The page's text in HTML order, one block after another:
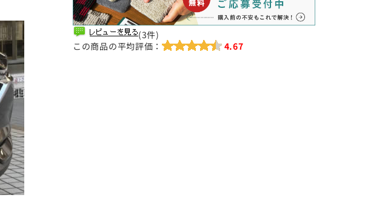
(3件)
この商品の平均評価：
4.67